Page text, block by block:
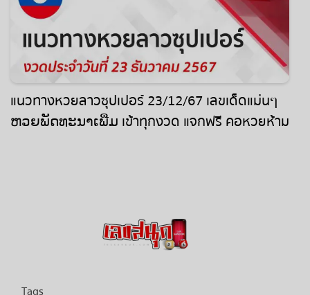
แนวทางหวยลาวซุปเปอร์ 23/12/67 เลขเด็ดแม่นๆ
ຫວຍພັດທະນາເພີ່ມ เข้าทุกงวด แจกฟรี คอหวยห้าม
Tags